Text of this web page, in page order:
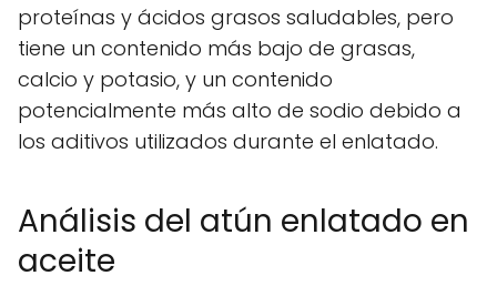
proteínas y ácidos grasos saludables, pero
tiene un contenido más bajo de grasas,
calcio y potasio, y un contenido
potencialmente más alto de sodio debido a
los aditivos utilizados durante el enlatado.
Análisis del atún enlatado en
aceite